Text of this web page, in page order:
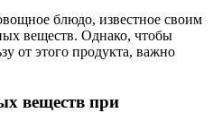
блюдо, известное своим
веществ. Однако, чтобы
от этого продукта, важно
веществ при